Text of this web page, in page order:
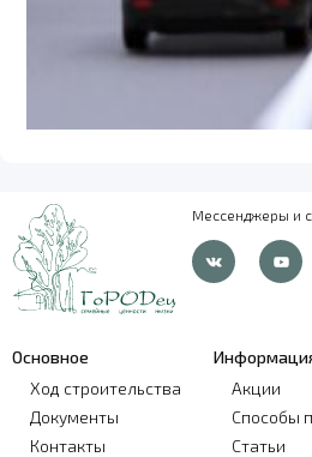
Мессенджеры и
Основное
Ход строительства
Документы
Контакты
Акции
Способы
Статьи